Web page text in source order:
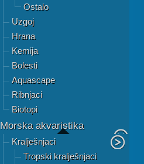
Ostalo
Uzgoj
Hrana
Kemija
Bolesti
Aquascape
Ribnjaci
Biotopi
Morska akvaristika
Kralješnjaci
Tropski kralješnjaci